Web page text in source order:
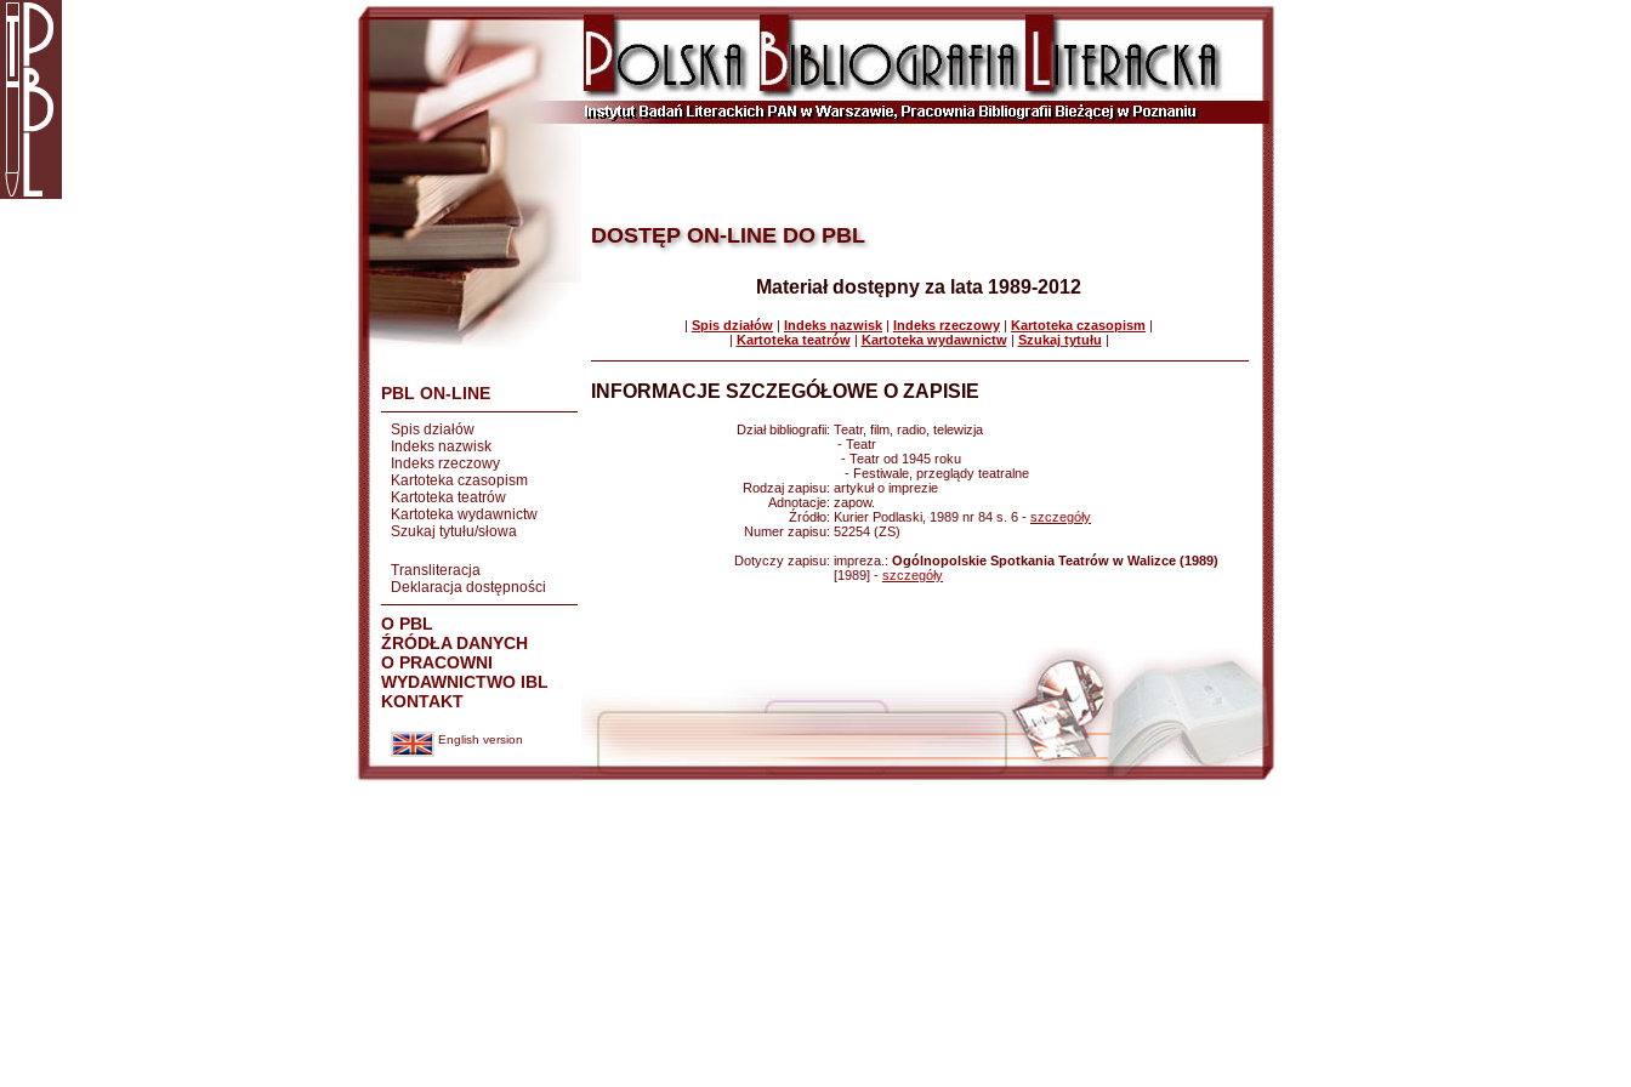
PBL ON-LINE
Spis działów
Indeks nazwisk
Indeks rzeczowy
Kartoteka czasopism
Kartoteka teatrów
Kartoteka wydawnictw
Szukaj tytułu/słowa
Transliteracja
Deklaracja dostępności
O PBL
ŹRÓDŁA DANYCH
O PRACOWNI
WYDAWNICTWO IBL
KONTAKT
English version
DOSTĘP ON-LINE DO PBL
Materiał dostępny za lata 1989-2012
| Spis działów | Indeks nazwisk | Indeks rzeczowy | Kartoteka czasopism |
| Kartoteka teatrów| Kartoteka wydawnictw| Szukaj tytułu |
INFORMACJE SZCZEGÓŁOWE O ZAPISIE
Dział bibliografii: Teatr, film, radio, telewizja
- Teatr
- Teatr od 1945 roku
- Festiwale, przeglądy teatralne
Rodzaj zapisu: artykuł o imprezie
Adnotacje: zapow.
Źródło: Kurier Podlaski, 1989 nr 84 s. 6 - szczegóły
Numer zapisu: 52254 (ZS)
Dotyczy zapisu: impreza.: Ogólnopolskie Spotkania Teatrów w Walizce (1989)
[1989] - szczegóły